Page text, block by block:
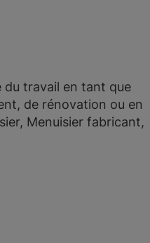
du travail en tant que
de rénovation ou en
Menuisier fabricant,